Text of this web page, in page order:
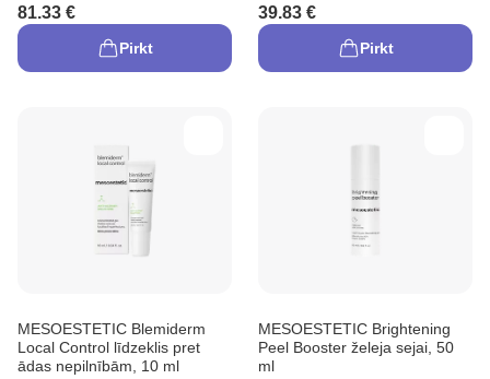
81.33 €
Pirkt
39.83 €
Pirkt
MESOESTETIC Blemiderm
Local Control līdzeklis pret
ādas nepilnībām, 10 ml
MESOESTETIC Brightening
Peel Booster želeja sejai, 50
ml